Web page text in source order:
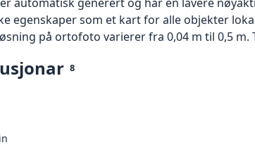
egenskaper som et kart for alle objekter
på ortofoto varierer fra 0,04 m til 0,5
8